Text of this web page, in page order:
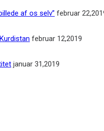
af os selv” februar
februar 12,2019
januar 31,2019